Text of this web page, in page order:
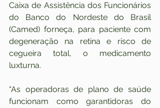
Caixa de Assistência dos Funcionários
do Banco do Nordeste do Brasil
(Camed) forneça, para paciente com
degeneração na retina e risco de
cegueira total, o medicamento
luxturna.
“As operadoras de plano de saúde
funcionam como garantidoras do